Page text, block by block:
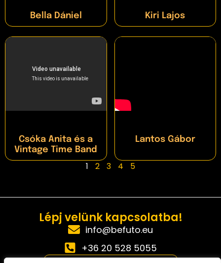
Bella Dániel Kiri Lajos
Csóka Anita és a
Vintage Time Band
Lantos Gábor
1 2 3 4 5
Lépj velünk kapcsolatba!
info@befuto.eu
+36 20 528 5055